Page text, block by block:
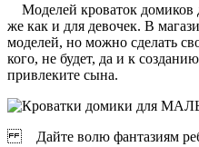
Моделей кроваток домиков
же как и для девочек. В
моделей, но можно сделать
кого, не будет, да и к
привлеките сына.
Дайте волю фантазиям